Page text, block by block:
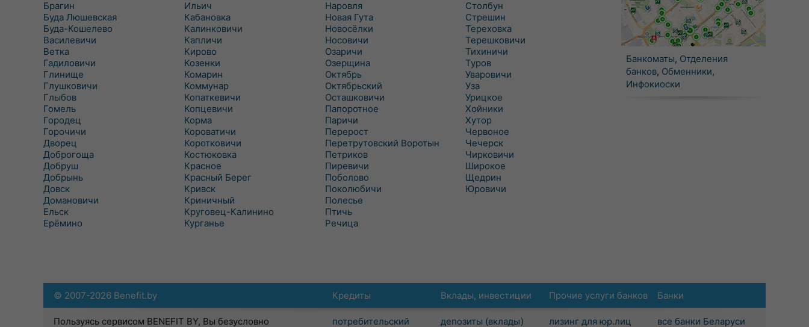
Брагин
Буда Люшевская
Буда-Кошелево
Василевичи
Ветка
Гадиловичи
Глинище
Глушковичи
Глыбов
Гомель
Городец
Горочичи
Дворец
Доброгоща
Добруш
Добрынь
Довск
Домановичи
Ельск
Ерёмино
Ильич
Кабановка
Калинковичи
Капличи
Кирово
Козенки
Комарин
Коммунар
Копаткевичи
Копцевичи
Корма
Короватичи
Коротковичи
Костюковка
Красное
Красный Берег
Кривск
Криничный
Круговец-Калинино
Курганье
Наровля
Новая Гута
Новосёлки
Носовичи
Озаричи
Озерщина
Октябрь
Октябрьский
Осташковичи
Папоротное
Паричи
Перерост
Перетрутовский Воротын
Петриков
Пиревичи
Поболово
Поколюбичи
Полесье
Птичь
Речица
Столбун
Стрешин
Тереховка
Терешковичи
Тихиничи
Туров
Уваровичи
Уза
Урицкое
Хойники
Хутор
Червоное
Чечерск
Чирковичи
Широкое
Щедрин
Юровичи
Банкоматы, Отделения
банков, Обменники,
Инфокиоски
Кредиты
потребительский
Вклады, инвестиции
депозиты (вклады)
Прочие услуги банков
лизинг для юр.лиц
Банки
все банки Беларуси
© 2007-2026 Benefit.by
Пользуясь сервисом BENEFIT BY, Вы безусловно